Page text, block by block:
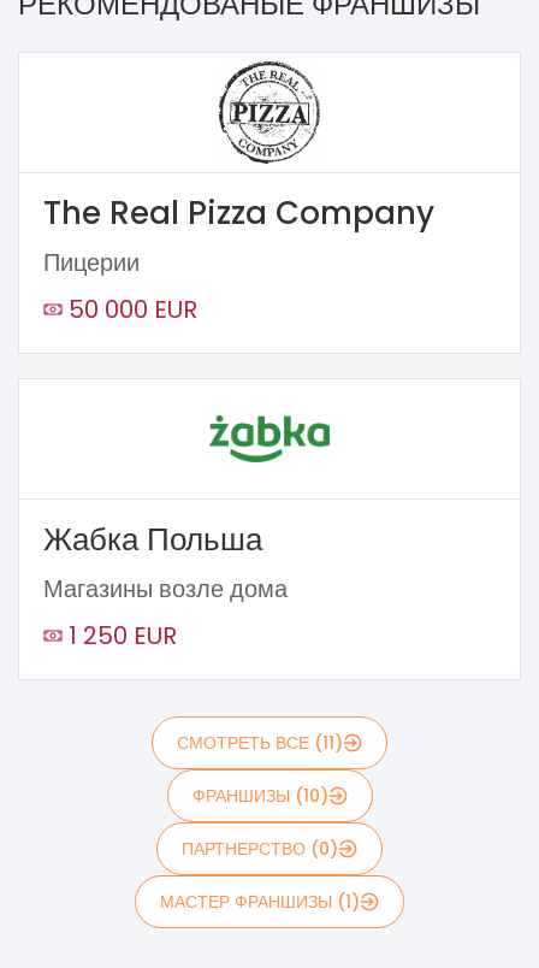
The Real Pizza Company
Пицерии
50 000 EUR
Жабка Польша
Магазины возле дома
1 250 EUR
СМОТРЕТЬ ВСЕ (11)
ФРАНШИЗЫ (10)
ПАРТНЕРСТВО (0)
МАСТЕР ФРАНШИЗЫ (1)